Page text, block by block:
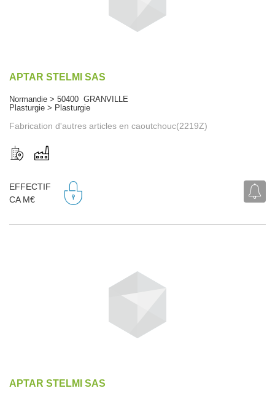
APTAR STELMI SAS
Normandie > 50400 GRANVILLE
Plasturgie > Plasturgie
Fabrication d'autres articles en caoutchouc(2219Z)
EFFECTIF
CA M€
APTAR STELMI SAS